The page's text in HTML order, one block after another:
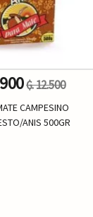
₲. 12.500
CAMPESINO
ANIS 500GR